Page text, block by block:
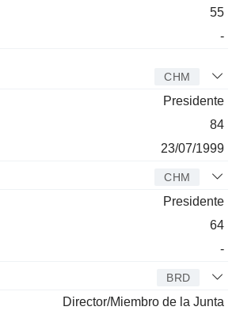
55
-
CHM
Presidente
84
23/07/1999
CHM
Presidente
64
-
BRD
Director/Miembro de la Junta